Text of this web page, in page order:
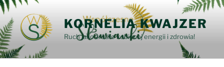
Przejdź
do
treści
KORNELIA KWAJZER
Ruch jako źródło kobiecej energii i zdrowia!